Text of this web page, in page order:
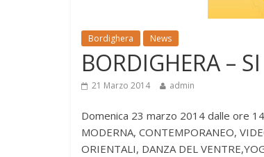
Bordighera News
BORDIGHERA –
21 Marzo 2014 admin
Domenica 23 marzo 2014 dalle ore
MODERNA, CONTEMPORANEO,
ORIENTALI, DANZA DEL